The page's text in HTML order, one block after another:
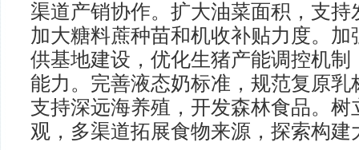
渠道产销协作。扩大油菜面积，支
加大糖料蔗种苗和机收补贴力度。加
供基地建设，优化生猪产能调控机
能力。完善液态奶标准，规范复原
支持深远海养殖，开发森林食品。
观，多渠道拓展食物来源，探索构